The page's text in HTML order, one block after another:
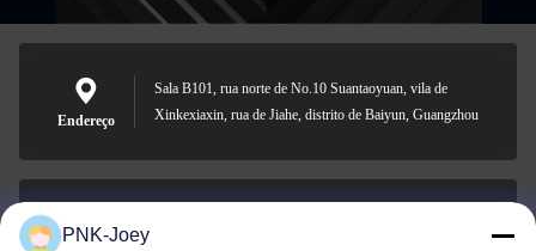
Endereço
Sala B101, rua norte de No.10 Suantaoyuan, vila de
Xinkexiaxin, rua de Jiahe, distrito de Baiyun, Guangzhou
PNK-Joey